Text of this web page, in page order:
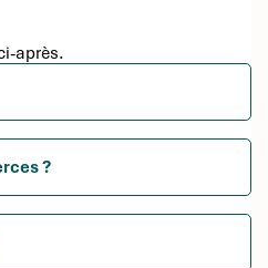
après.
?